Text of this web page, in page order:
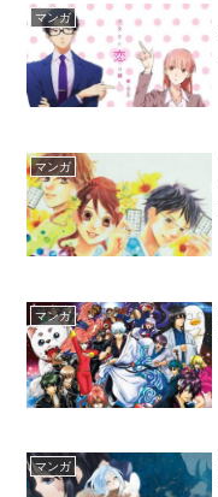
マンガ
マンガ
マンガ
マンガ